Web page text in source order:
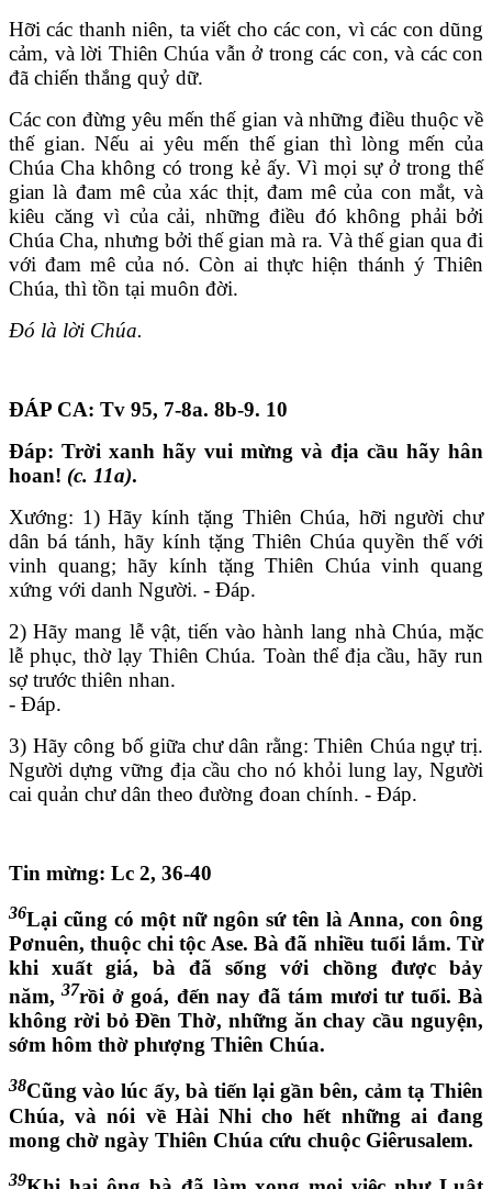
Hỡi các thanh niên, ta viết cho các con, vì các con dũng
cảm, và lời Thiên Chúa vẫn ở trong các con, và các con
đã chiến thắng quỷ dữ.
Các con đừng yêu mến thế gian và những điều thuộc về
thế gian. Nếu ai yêu mến thế gian thì lòng mến của
Chúa Cha không có trong kẻ ấy. Vì mọi sự ở trong thế
gian là đam mê của xác thịt, đam mê của con mắt, và
kiêu căng vì của cải, những điều đó không phải bởi
Chúa Cha, nhưng bởi thế gian mà ra. Và thế gian qua đi
với đam mê của nó. Còn ai thực hiện thánh ý Thiên
Chúa, thì tồn tại muôn đời.
Đó là lời Chúa.
ĐÁP CA: Tv 95, 7-8a. 8b-9. 10
Đáp: Trời xanh hãy vui mừng và địa cầu hãy hân
hoan! (c. 11a).
Xướng: 1) Hãy kính tặng Thiên Chúa, hỡi người chư
dân bá tánh, hãy kính tặng Thiên Chúa quyền thế với
vinh quang; hãy kính tặng Thiên Chúa vinh quang
xứng với danh Người. - Đáp.
2) Hãy mang lễ vật, tiến vào hành lang nhà Chúa, mặc
lễ phục, thờ lạy Thiên Chúa. Toàn thể địa cầu, hãy run
sợ trước thiên nhan.
- Đáp.
3) Hãy công bố giữa chư dân rằng: Thiên Chúa ngự trị.
Người dựng vững địa cầu cho nó khỏi lung lay, Người
cai quản chư dân theo đường đoan chính. - Đáp.
Tin mừng: Lc 2, 36-40
36Lại cũng có một nữ ngôn sứ tên là Anna, con ông
Pơnuên, thuộc chi tộc Ase. Bà đã nhiều tuổi lắm. Từ
khi xuất giá, bà đã sống với chồng được bảy
năm,37rồi ở goá, đến nay đã tám mươi tư tuổi. Bà
không rời bỏ Đền Thờ, những ăn chay cầu nguyện,
sớm hôm thờ phượng Thiên Chúa.
38Cũng vào lúc ấy, bà tiến lại gần bên, cảm tạ Thiên
Chúa, và nói về Hài Nhi cho hết những ai đang
mong chờ ngày Thiên Chúa cứu chuộc Giêrusalem.
39